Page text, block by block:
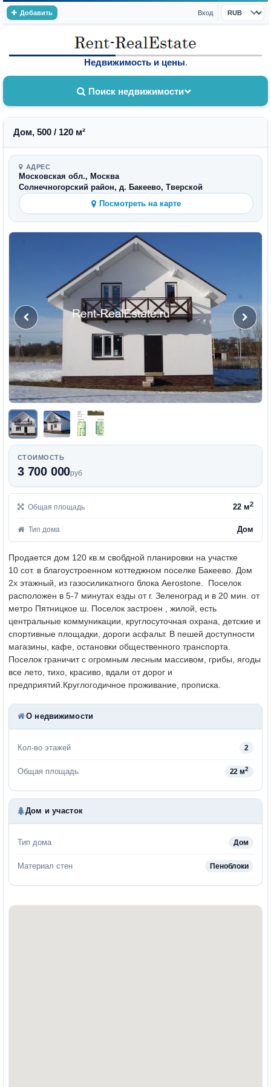
Добавить Вход
Валюта
Недвижимость и цены.
Поиск недвижимости
Дом, 500 / 120 м²
АДРЕС
Московская обл., Москва
Солнечногорский район, д. Бакеево, Тверской
Посмотреть на карте
СТОИМОСТЬ
3 700 000руб
Общая площадь 22 м2
Тип дома Дом
Продается дом 120 кв.м свобдной планировки на участке
10 сот. в благоустроенном коттеджном поселке Бакеево. Дом
2х этажный, из газосиликатного блока Aerostone.
Поселок
расположен в 5-7 минутах езды от г. Зеленоград и в 20 мин. от
метро Пятницкое ш. Поселок застроен , жилой, есть
центральные коммуникации, круглосуточная охрана, детские и
спортивные площадки, дороги асфальт. В пешей доступности
магазины, кафе, остановки общественного транспорта.
Поселок граничит с огромным лесным массивом, грибы, ягоды
все лето, тихо, красиво, вдали от дорог и
предприятий. Круглогодичное проживание, прописка.
О недвижимости
Кол-во этажей 2
Общая площадь 22 м2
Дом и участок
Тип дома Дом
Материал стен Пеноблоки